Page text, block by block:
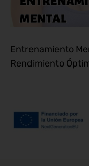
Entrenamiento
Rendimiento